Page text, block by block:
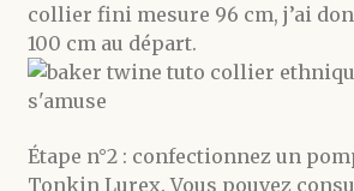
collier fini mesure 96 cm, j’ai
100 cm au départ.
Étape n°2 : confectionnez un
Tonkin Lurex. Vous pouvez